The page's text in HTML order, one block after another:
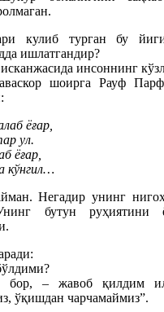
кулиб турган бу
ишлатгандир?
инсоннинг
шоирга Рауф
ёғар,
ул.
ёғар,
кўнгил…
Негадир унинг
бутун руҳиятини
– жавоб қилдим
ўқишдан чарчамаймиз”.